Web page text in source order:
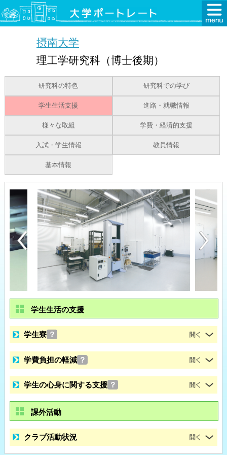
摂南大学
理工学研究科（博士後期）
研究科の特色 研究科での学び
学生生活支援 進路・就職情報
様々な取組 学費・経済的支援
入試・学生情報 教員情報
基本情報
学生生活の支援
学生寮 ？
学費負担の軽減 ？
学生の心身に関する支援 ？
課外活動
クラブ活動状況